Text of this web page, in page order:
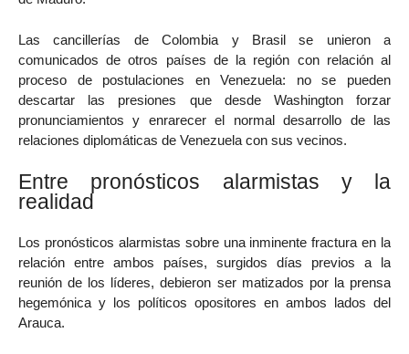
Las cancillerías de Colombia y Brasil se unieron a
comunicados de otros países de la región con relación al
proceso de postulaciones en Venezuela: no se pueden
descartar las presiones que desde Washington forzar
pronunciamientos y enrarecer el normal desarrollo de las
relaciones diplomáticas de Venezuela con sus vecinos.
Entre pronósticos alarmistas y la
realidad
Los pronósticos alarmistas sobre una inminente fractura en la
relación entre ambos países, surgidos días previos a la
reunión de los líderes, debieron ser matizados por la prensa
hegemónica y los políticos opositores en ambos lados del
Arauca.